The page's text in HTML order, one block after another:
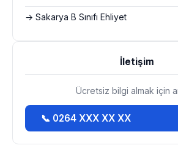
→ Sakarya B Sınıfı Ehliyet
İletişim
Ücretsiz bilgi almak için
📞 0264 XXX XX XX